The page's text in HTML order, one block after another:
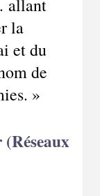
allant
la
et du
de
»